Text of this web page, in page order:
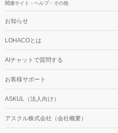
関連サイト・ヘルプ・その他
お知らせ
LOHACOとは
AIチャットで質問する
お客様サポート
ASKUL（法人向け）
アスクル株式会社（会社概要）